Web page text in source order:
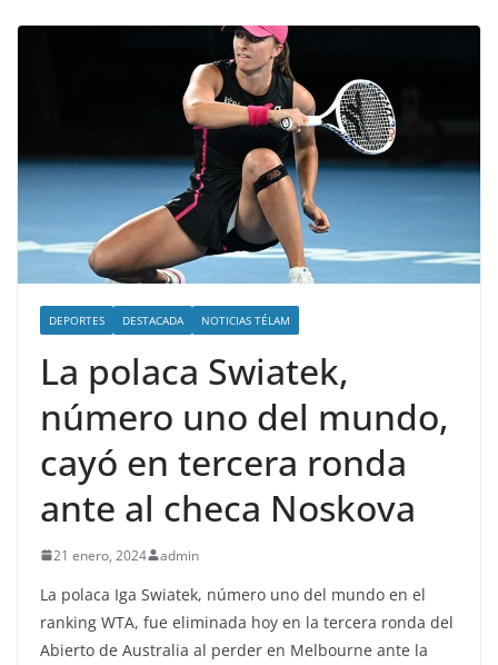
DEPORTES DESTACADA NOTICIAS TÉLAM
La polaca Swiatek,
número uno del mundo,
cayó en tercera ronda
ante al checa Noskova
21 enero, 2024 admin
La polaca Iga Swiatek, número uno del mundo en el
ranking WTA, fue eliminada hoy en la tercera ronda del
Abierto de Australia al perder en Melbourne ante la